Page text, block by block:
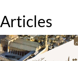
Articles